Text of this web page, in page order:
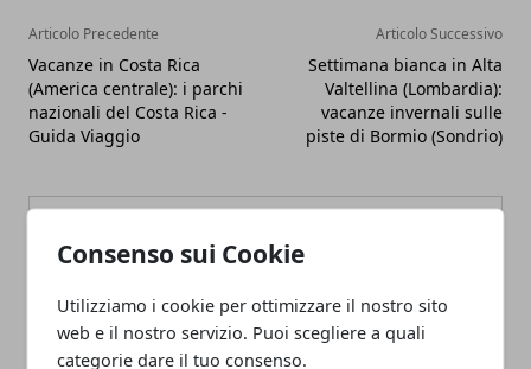
Consenso sui Cookie
Utilizziamo i cookie per ottimizzare il nostro sito
web e il nostro servizio. Puoi scegliere a quali
categorie dare il tuo consenso.
Articolo Precedente
Vacanze in Costa Rica
(America centrale): i parchi
nazionali del Costa Rica -
Guida Viaggio
Articolo Successivo
Settimana bianca in Alta
Valtellina (Lombardia):
vacanze invernali sulle
piste di Bormio (Sondrio)
Redazione